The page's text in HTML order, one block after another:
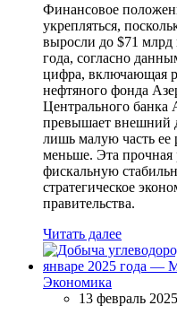
Финансовое
укрепляться,
выросли до $71 млрд
года, согласно
цифра, включающая
нефтяного фонда
Центрального банка
превышает внешний
лишь малую часть ее
меньше. Эта прочная
фискальную
стратегическое
правительства.
Читать далее
Экономика
13 февраль